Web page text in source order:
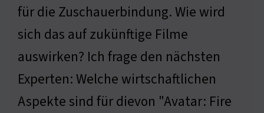
für die Zuschauerbindung. Wie wird
sich das auf zukünftige Filme
auswirken? Ich frage den nächsten
Experten: Welche wirtschaftlichen
Aspekte sind für dievon "Avatar: Fire